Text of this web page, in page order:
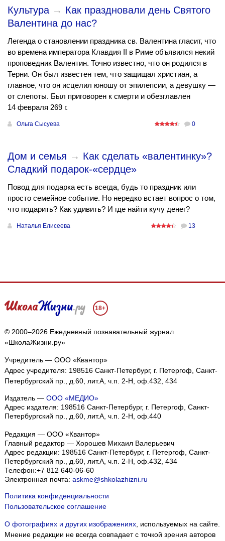
Культура → Как праздновали день Святого
Валентина до нас?
Легенда о становлении праздника св. Валентина гласит, что
во времена императора Клавдия II в Риме объявился некий
проповедник Валентин. Точно известно, что он родился в
Терни. Он был известен тем, что защищал христиан, а
главное, что он исцелил юношу от эпилепсии, а девушку —
от слепоты. Был приговорен к смерти и обезглавлен
14 февраля 269 г.
Ольга Сысуева 0
Дом и семья → Как сделать «валентинку»?
Сладкий подарок-«сердце»
Повод для подарка есть всегда, будь то праздник или
просто семейное событие. Но нередко встает вопрос о том,
что подарить? Как удивить? И где найти кучу денег?
Наталья Елисеева 13
18+
© 2000–2026 Ежедневный познавательный журнал
«ШколаЖизни.ру»
Учредитель — ООО «Квантор»
Адрес учредителя: 198516 Санкт-Петербург, г. Петергоф, Санкт-
Петербургский пр., д.60, лит.А, ч.п. 2-Н, оф.432, 434
Издатель — ООО «МЕДИО»
Адрес издателя: 198516 Санкт-Петербург, г. Петергоф, Санкт-
Петербургский пр., д.60, лит.А, ч.п. 2-Н, оф.440
Редакция — ООО «Квантор»
Главный редактор — Хорошев Михаил Валерьевич
Адрес редакции: 198516 Санкт-Петербург, г. Петергоф Санкт-
Петербургский пр., д.60, лит.А, ч.п. 2-Н, оф.432, 434
Телефон:+7 812 640-06-60
Электронная почта: askme@shkolazhizni.ru
Политика конфиденциальности
Пользовательское соглашение
О фотографиях и других изображениях, используемых на сайте.
Мнение редакции не всегда совпадает с точкой зрения авторов